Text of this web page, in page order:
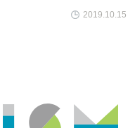
2019.10.15